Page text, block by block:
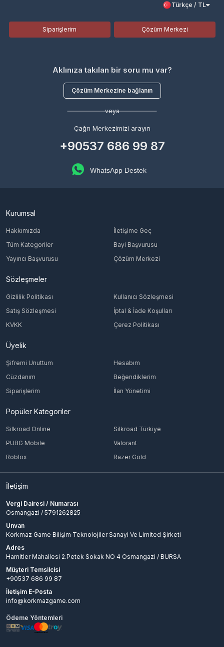
Türkçe / TL
Siparişlerim Çözüm Merkezi
Aklınıza takılan bir soru mu var?
Çözüm Merkezine bağlanın
veya
Çağrı Merkezimizi arayın
+90537 686 99 87
WhatsApp Destek
Kurumsal
Hakkımızda
İletişime Geç
Tüm Kategoriler
Bayi Başvurusu
Yayıncı Başvurusu
Çözüm Merkezi
Sözleşmeler
Gizlilik Politikası
Kullanıcı Sözleşmesi
Satış Sözleşmesi
İptal & İade Koşulları
KVKK
Çerez Politikası
Üyelik
Şifremi Unuttum
Hesabım
Cüzdanım
Beğendiklerim
Siparişlerim
İlan Yönetimi
Popüler Kategoriler
Silkroad Online
Silkroad Türkiye
PUBG Mobile
Valorant
Roblox
Razer Gold
İletişim
Vergi Dairesi / Numarası
Osmangazi / 5791262825
Unvan
Korkmaz Game Bilişim Teknolojiler Sanayi Ve Limited Şirketi
Adres
Hamitler Mahallesi 2.Petek Sokak NO 4 Osmangazi / BURSA
Müşteri Temsilcisi
+90537 686 99 87
İletişim E-Posta
info@korkmazgame.com
Ödeme Yöntemleri